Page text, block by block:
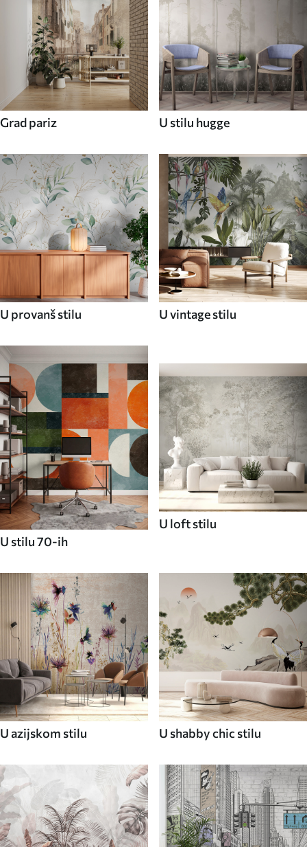
Grad pariz U stilu hugge
U provanš stilu U vintage stilu
U stilu 70-ih
U loft stilu
U azijskom stilu U shabby chic stilu